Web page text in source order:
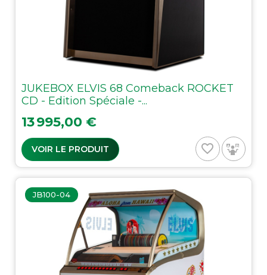
JUKEBOX ELVIS 68 Comeback ROCKET
CD - Edition Spéciale -...
Prix
13 995,00 €
VOIR LE PRODUIT favorite_border
JB100-04